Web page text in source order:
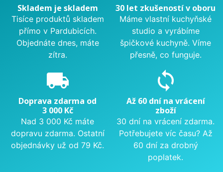
Skladem je skladem
Tisíce produktů skladem
přímo v Pardubicích.
Objednáte dnes, máte
zítra.
30 let zkušeností v oboru
Máme vlastní kuchyňské
studio a vyrábíme
špičkové kuchyně. Víme
přesně, co funguje.
local_shipping
Doprava zdarma od
3 000 Kč
Nad 3 000 Kč máte
dopravu zdarma. Ostatní
objednávky už od 79 Kč.
sync
Až 60 dní na vrácení
zboží
30 dní na vrácení zdarma.
Potřebujete víc času? Až
60 dní za drobný
poplatek.